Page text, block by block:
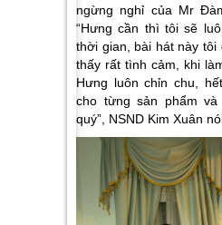
ngừng nghỉ của Mr
“Hưng cần thì tôi sẽ
thời gian, bài hát này tôi
thấy rất tình cảm, khi
Hưng luôn chỉn chu,
cho từng sản phẩm
quý” , NSND Kim Xuân